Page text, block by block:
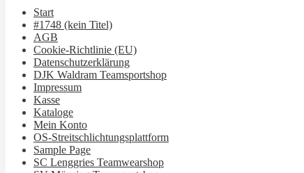
Start
#1748 (kein Titel)
AGB
Cookie-Richtlinie (EU)
Datenschutzerklärung
DJK Waldram Teamsportshop
Impressum
Kasse
Kataloge
Mein Konto
OS-Streitschlichtungsplattform
Sample Page
SC Lenggries Teamwearshop